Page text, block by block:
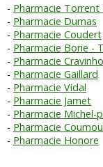
Pharmacie Torrent
Pharmacie Dumas
Pharmacie Coudert
Pharmacie Borie -
Pharmacie
Pharmacie Gaillard
Pharmacie Vidal
Pharmacie Jamet
Pharmacie Michel-
Pharmacie
Pharmacie Honore